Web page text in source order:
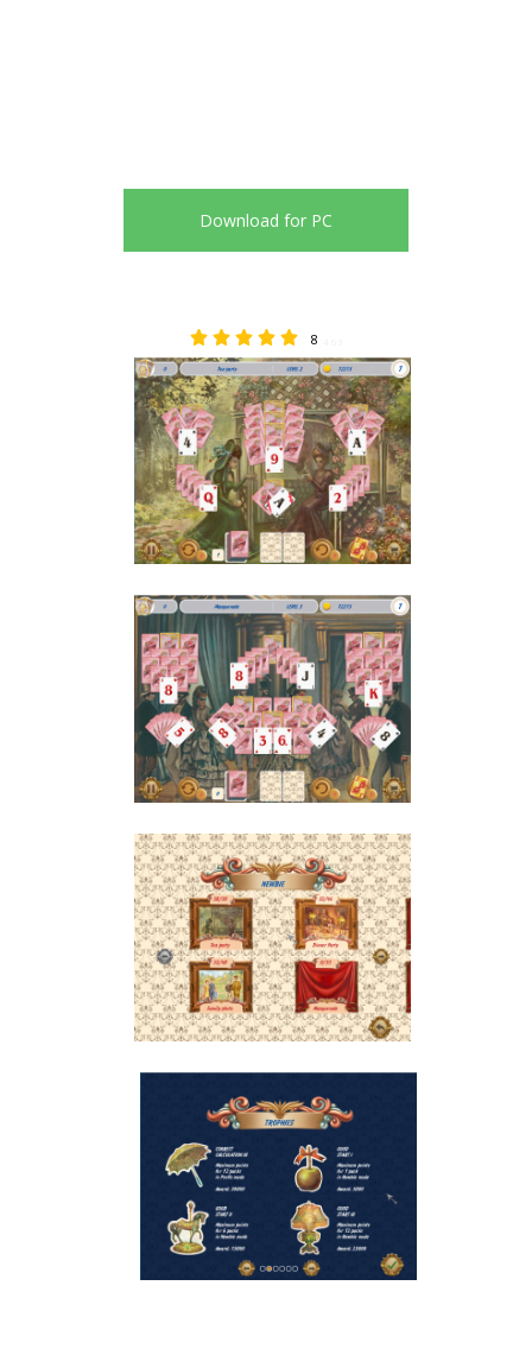
Download for PC
8